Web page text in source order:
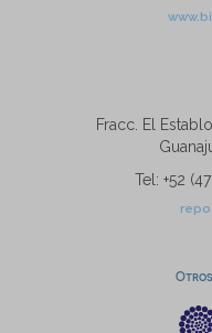
Fracc. El
Tel: +52